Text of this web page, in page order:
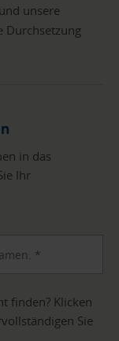
und unsere
Durchsetzung
in das
Ihr
finden? Klicken
Sie